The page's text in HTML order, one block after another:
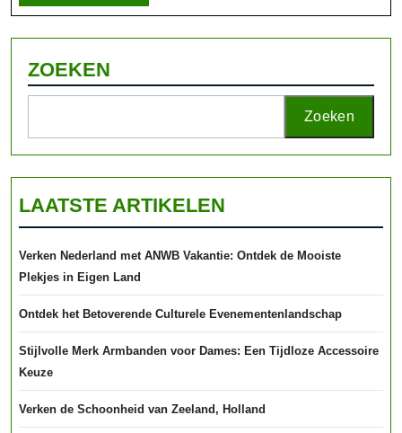
volledig
ZOEKEN
Zoeken
LAATSTE ARTIKELEN
Verken Nederland met ANWB Vakantie: Ontdek de Mooiste
Plekjes in Eigen Land
Ontdek het Betoverende Culturele Evenementenlandschap
Stijlvolle Merk Armbanden voor Dames: Een Tijdloze Accessoire
Keuze
Verken de Schoonheid van Zeeland, Holland